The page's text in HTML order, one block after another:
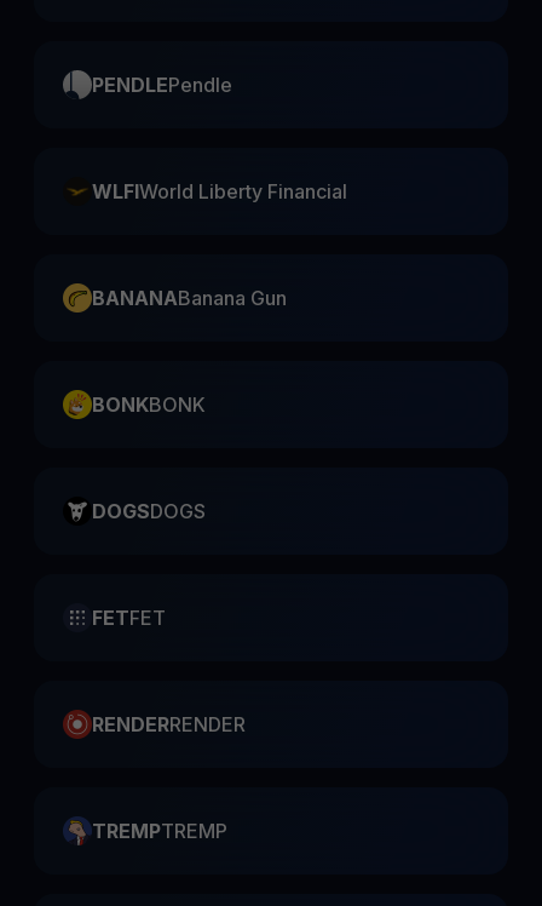
PENDLEPendle
WLFIWorld Liberty Financial
BANANABanana Gun
BONKBONK
DOGSDOGS
FETFET
RENDERRENDER
TREMPTREMP